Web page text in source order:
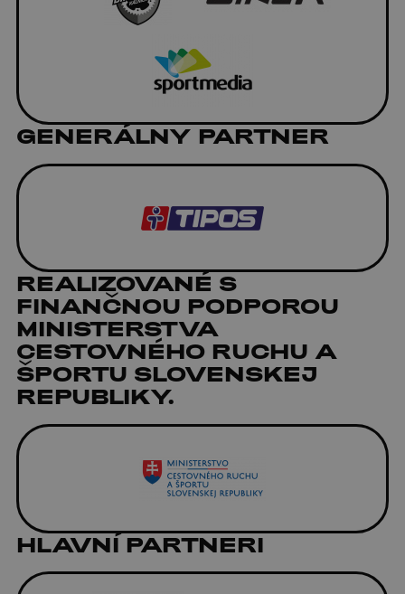
GENERÁLNY PARTNER
REALIZOVANÉ S
FINANČNOU PODPOROU
MINISTERSTVA
CESTOVNÉHO RUCHU A
ŠPORTU SLOVENSKEJ
REPUBLIKY.
HLAVNÍ PARTNERI